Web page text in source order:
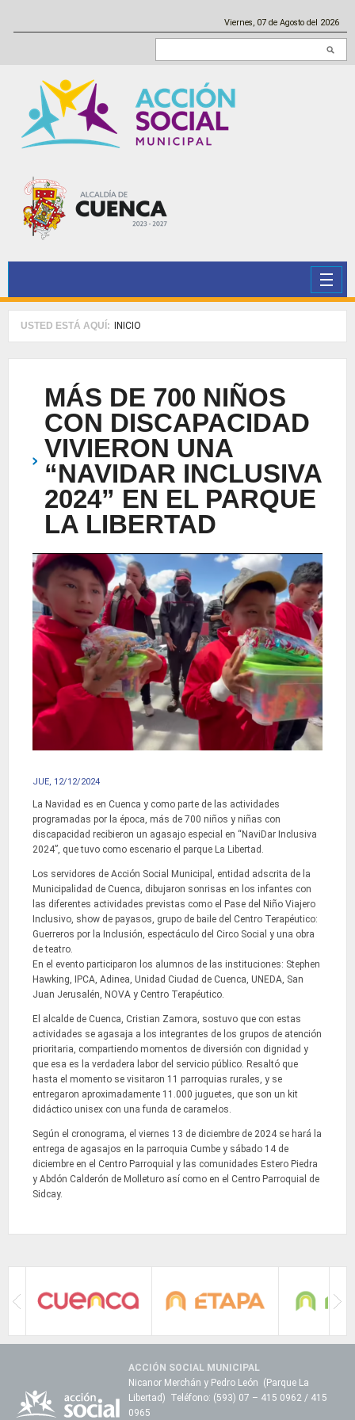
Viernes, 07 de Agosto del 2026
USTED ESTÁ AQUÍ: INICIO
MÁS DE 700 NIÑOS
CON DISCAPACIDAD
VIVIERON UNA
“NAVIDAR INCLUSIVA
2024” EN EL PARQUE
LA LIBERTAD
JUE, 12/12/2024
La Navidad es en Cuenca y como parte de las actividades
programadas por la época, más de 700 niños y niñas con
discapacidad recibieron un agasajo especial en “NaviDar Inclusiva
2024”, que tuvo como escenario el parque La Libertad.
Los servidores de Acción Social Municipal, entidad adscrita de la
Municipalidad de Cuenca, dibujaron sonrisas en los infantes con
las diferentes actividades previstas como el Pase del Niño Viajero
Inclusivo, show de payasos, grupo de baile del Centro Terapéutico:
Guerreros por la Inclusión, espectáculo del Circo Social y una obra
de teatro.
En el evento participaron los alumnos de las instituciones: Stephen
Hawking, IPCA, Adinea, Unidad Ciudad de Cuenca, UNEDA, San
Juan Jerusalén, NOVA y Centro Terapéutico.
El alcalde de Cuenca, Cristian Zamora, sostuvo que con estas
actividades se agasaja a los integrantes de los grupos de atención
prioritaria, compartiendo momentos de diversión con dignidad y
que esa es la verdadera labor del servicio público. Resaltó que
hasta el momento se visitaron 11 parroquias rurales, y se
entregaron aproximadamente 11.000 juguetes, que son un kit
didáctico unisex con una funda de caramelos.
Según el cronograma, el viernes 13 de diciembre de 2024 se hará la
entrega de agasajos en la parroquia Cumbe y sábado 14 de
diciembre en el Centro Parroquial y las comunidades Estero Piedra
y Abdón Calderón de Molleturo así como en el Centro Parroquial de
Sidcay.
ACCIÓN SOCIAL MUNICIPAL
Nicanor Merchán y Pedro León (Parque La
Libertad) Teléfono: (593) 07 – 415 0962 / 415
0965